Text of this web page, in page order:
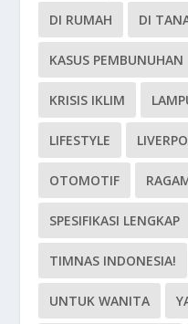
DI RUMAH DI
KASUS PEMBUNUHAN
KRISIS IKLIM
LIFESTYLE
OTOMOTIF
SPESIFIKASI LENGKAP
TIMNAS INDONESIA!
UNTUK WANITA